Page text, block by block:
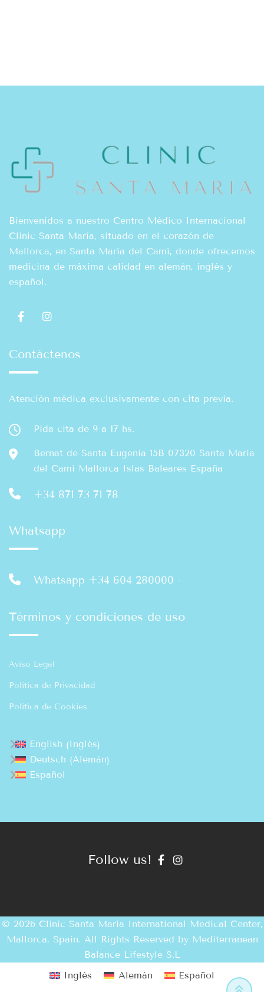
Bienvenidos a nuestro Centro Médico Internacional
Clinic Santa María, situado en el corazón de
Mallorca, en Santa María del Camí, donde ofrecemos
medicina de máxima calidad en alemán, inglés y
español.
Contáctenos
Atención médica exclusivamente con cita previa.
Pida cita de 9 a 17 hs.
Bernat de Santa Eugenia 15B 07320 Santa María
del Camí Mallorca Islas Baleares España
+34 871 73 71 78
Whatsapp
Whatsapp +34 604 280000 -
Términos y condiciones de uso
Aviso Legal
Política de Privacidad
Política de Cookies
English (Inglés)
Deutsch (Alemán)
Español
Follow us!
© 2026 Clinic Santa Maria International Medical Center,
Mallorca, Spain. All Rights Reserved by Mediterranean
Balance Lifestyle S.L
Inglés
Alemán Español